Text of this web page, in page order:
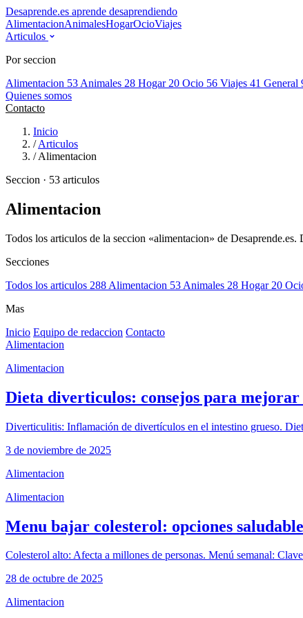
Desaprende.es aprende desaprendiendo
AlimentacionAnimalesHogarOcioViajes
Articulos
Por seccion
Alimentacion 53 Animales 28 Hogar 20 Ocio 56 Viajes 41 General
Quienes somos
Contacto
Inicio
/ Articulos
/ Alimentacion
Seccion · 53 articulos
Alimentacion
Todos los articulos de la seccion «alimentacion» de Desaprende.es.
Secciones
Todos los articulos 288 Alimentacion 53 Animales 28 Hogar 20
Mas
Inicio Equipo de redaccion Contacto
Alimentacion
Alimentacion
Dieta diverticulos: consejos para mejorar
Diverticulitis: Inflamación de divertículos en el intestino grueso.
3 de noviembre de 2025
Alimentacion
Alimentacion
Menu bajar colesterol: opciones
Colesterol alto: Afecta a millones de personas. Menú semanal:
28 de octubre de 2025
Alimentacion